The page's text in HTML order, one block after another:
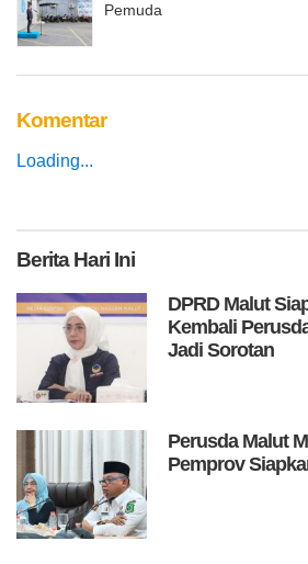
Pemuda
Komentar
Loading...
BeritaHari Ini
DPRD Malut
Kembali
Jadi Sorotan
Perusda Malut
Pemprov